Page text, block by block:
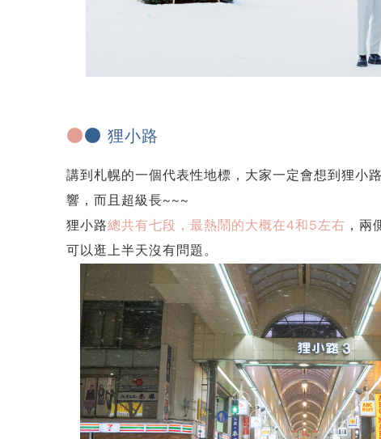
●● 狸小路
講到札幌的一個代表性地標，大家一定會想到狸小
響，而且超級長~~~
狸小路總共有七段，最熱鬧的大概在4和5左右 ，
可以逛上半天沒有問題。